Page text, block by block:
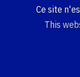
Ce site
This